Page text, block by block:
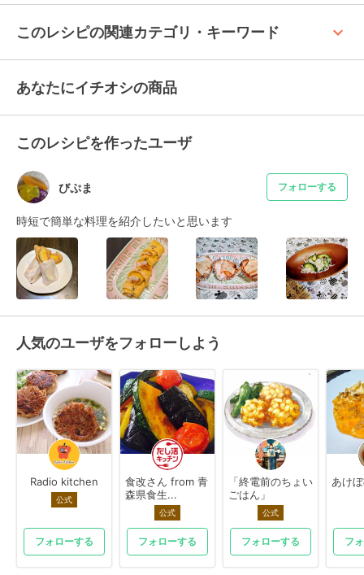
このレシピの関連カテゴリ・キーワード keyboard_arrow_up
あなたにイチオシの商品
このレシピを作ったユーザ
びぷま フォローする
時短で簡単な料理を紹介したいと思います
人気のユーザをフォローしよう
Radio kitchen
公式
フォローする
食改さん from 青
森県食生...
公式
フォローする
「終電前のちょい
ごはん」
公式
フォローする
あけ
フ